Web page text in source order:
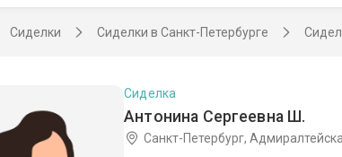
Сиделки Сиделки в Санкт-Петербурге
Антонина Сергеевна Ш.
Сиделка
Санкт-Петербург,